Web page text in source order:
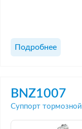
Подробнее
BNZ1007
Суппорт тормозной